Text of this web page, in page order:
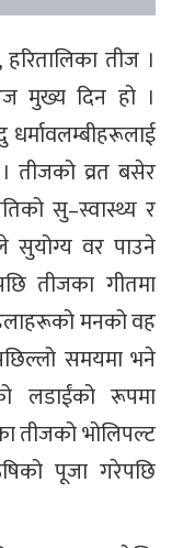
तीज ।
मुख्य दिन हो ।
धर्मावलम्बीहरूलाई
तीजको व्रत बसेर
सु–स्वास्थ्य र
सुयोग्य वर पाउने
तीजका गीतमा
मनको वह
समयमा भने
लडाईंको रूपमा
तीजको भोलिपल्ट
पूजा गरेपछि